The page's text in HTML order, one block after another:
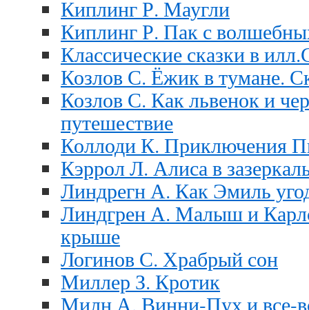
Киплинг Р. Маугли
Киплинг Р. Пак с
Классические сказки в
Козлов С. Ёжик в тумане.
Козлов С. Как львенок и
путешествие
Коллоди К. Приключения
Кэррол Л. Алиса в
Линдрегн А. Как Эмиль
Линдгрен А. Малыш и
крыше
Логинов С. Храбрый сон
Миллер З. Кротик
Милн А. Винни-Пух и все-